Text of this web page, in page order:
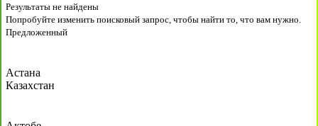
Результаты не найдены
Попробуйте изменить поисковый запрос, чтобы найти то, что вам нужно.
Предложенный
Астана
Казахстан